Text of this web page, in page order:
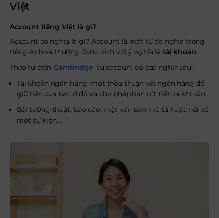
Việt
Account tiếng Việt là gì?
Account có nghĩa là gì? Account là một từ đa nghĩa trong
tiếng Anh và thường được dịch với ý nghĩa là tài khoản.
Theo từ điểnCambridge, từ account có các nghĩa sau:
Tài khoản ngân hàng: một thỏa thuận với ngân hàng để
giữ tiền của bạn ở đó và cho phép bạn rút tiền ra khi cần.
Bài tường thuật, báo cáo: một văn bản mô tả hoặc nói về
một sự kiện,…